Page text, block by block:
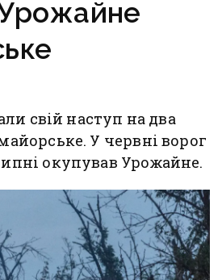
свій наступ на два
У червні ворог
окупував Урожайне.